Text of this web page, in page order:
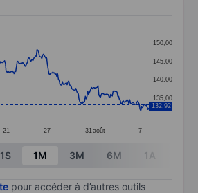
data points.
axis displaying categories.
axis displaying values. Data
21 27 31 août 7
135,00
140,00
145,00
150,00
132,92
chart.
1S 1M 3M 6M 1A
pour accéder à d’autres outils